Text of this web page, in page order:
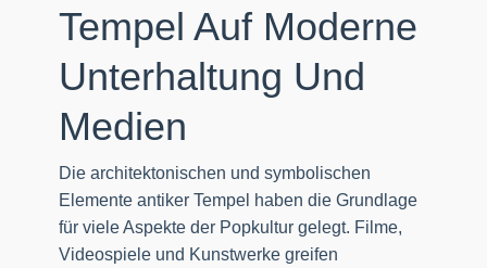
Tempel Auf Moderne
Unterhaltung Und
Medien
Die architektonischen und symbolischen
Elemente antiker Tempel haben die Grundlage
für viele Aspekte der Popkultur gelegt. Filme,
Videospiele und Kunstwerke greifen